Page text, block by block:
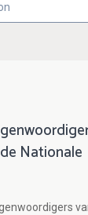
Nationale